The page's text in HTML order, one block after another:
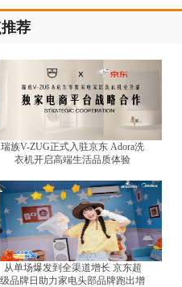
荐
瑞族V-ZUG正式入驻京东 Adora洗
衣机开启高端生活品质体验
从单场爆发到全渠道增长 京东超
级品牌日助力家电头部品牌跑出增